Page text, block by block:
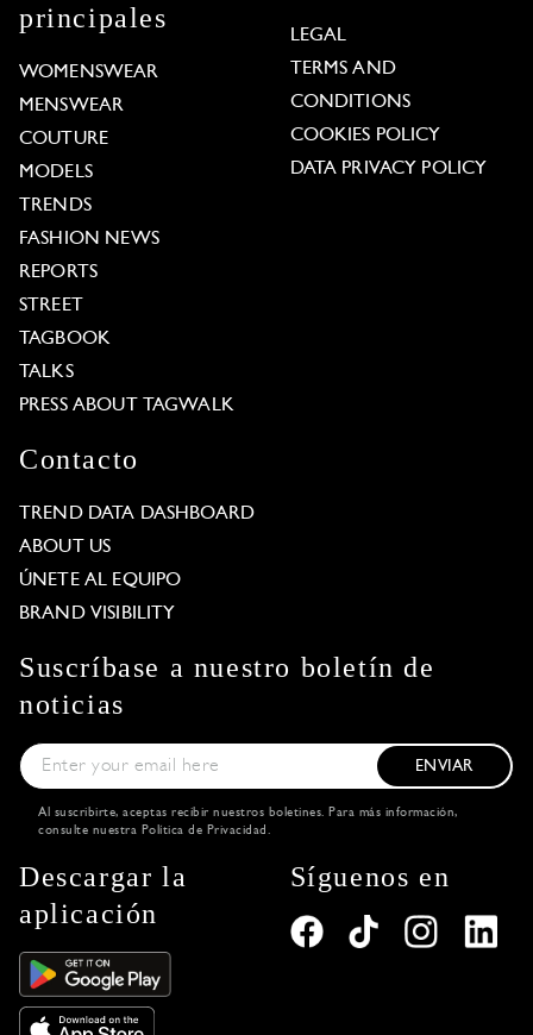
principales
WOMENSWEAR
MENSWEAR
COUTURE
MODELS
TRENDS
FASHION NEWS
REPORTS
STREET
TAGBOOK
TALKS
PRESS ABOUT TAGWALK
LEGAL
TERMS AND
CONDITIONS
COOKIES POLICY
DATA PRIVACY POLICY
Contacto
TREND DATA DASHBOARD
ABOUT US
ÚNETE AL EQUIPO
BRAND VISIBILITY
Suscríbase a nuestro boletín de
noticias
ENVIAR
Al suscribirte, aceptas recibir nuestros boletines. Para más información,
consulte nuestra Política de Privacidad .
Descargar la
aplicación
Síguenos en